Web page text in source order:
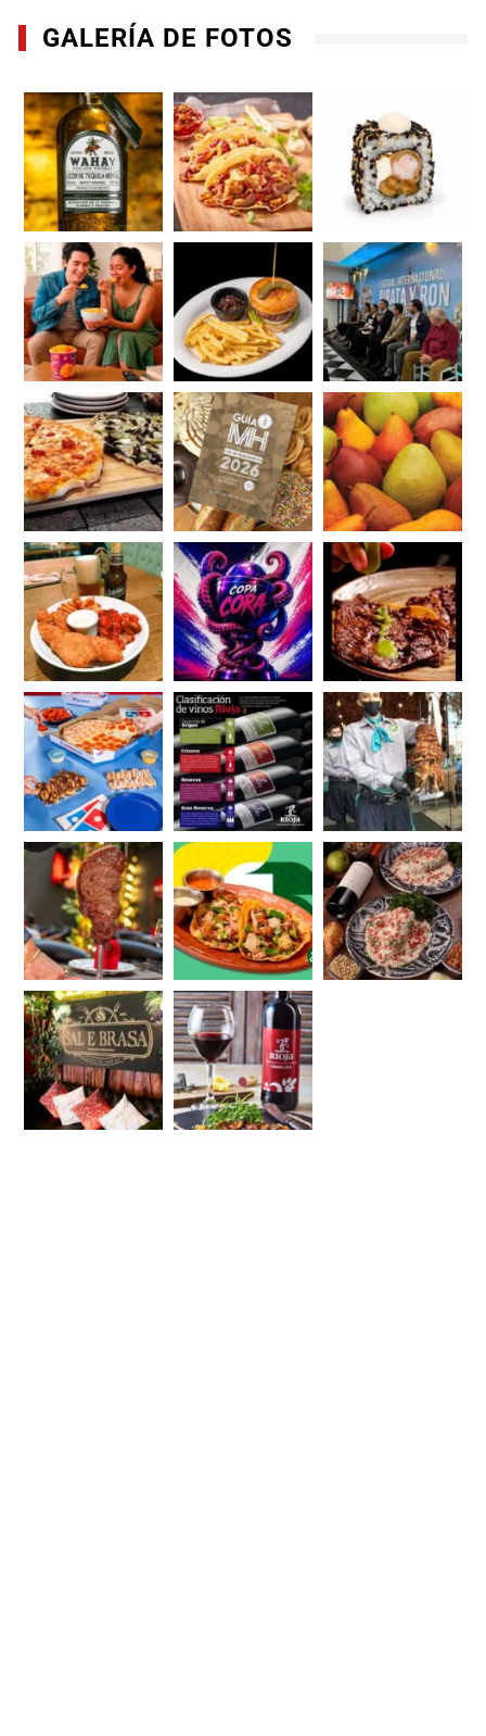
GALERÍA DE FOTOS